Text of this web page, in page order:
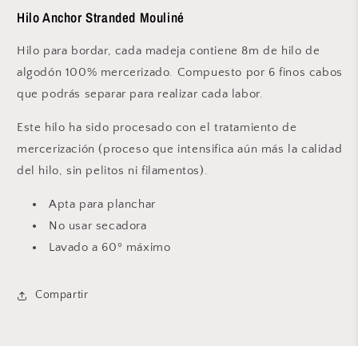
Hilo Anchor Stranded Mouliné
Hilo para bordar, cada madeja contiene 8m de hilo de
algodón 100% mercerizado. Compuesto por 6 finos cabos
que podrás separar para realizar cada labor.
Este hilo ha sido procesado con el tratamiento de
mercerización (proceso que intensifica aún más la calidad
del hilo, sin pelitos ni filamentos).
Apta para planchar
No usar secadora
Lavado a 60º máximo
Compartir